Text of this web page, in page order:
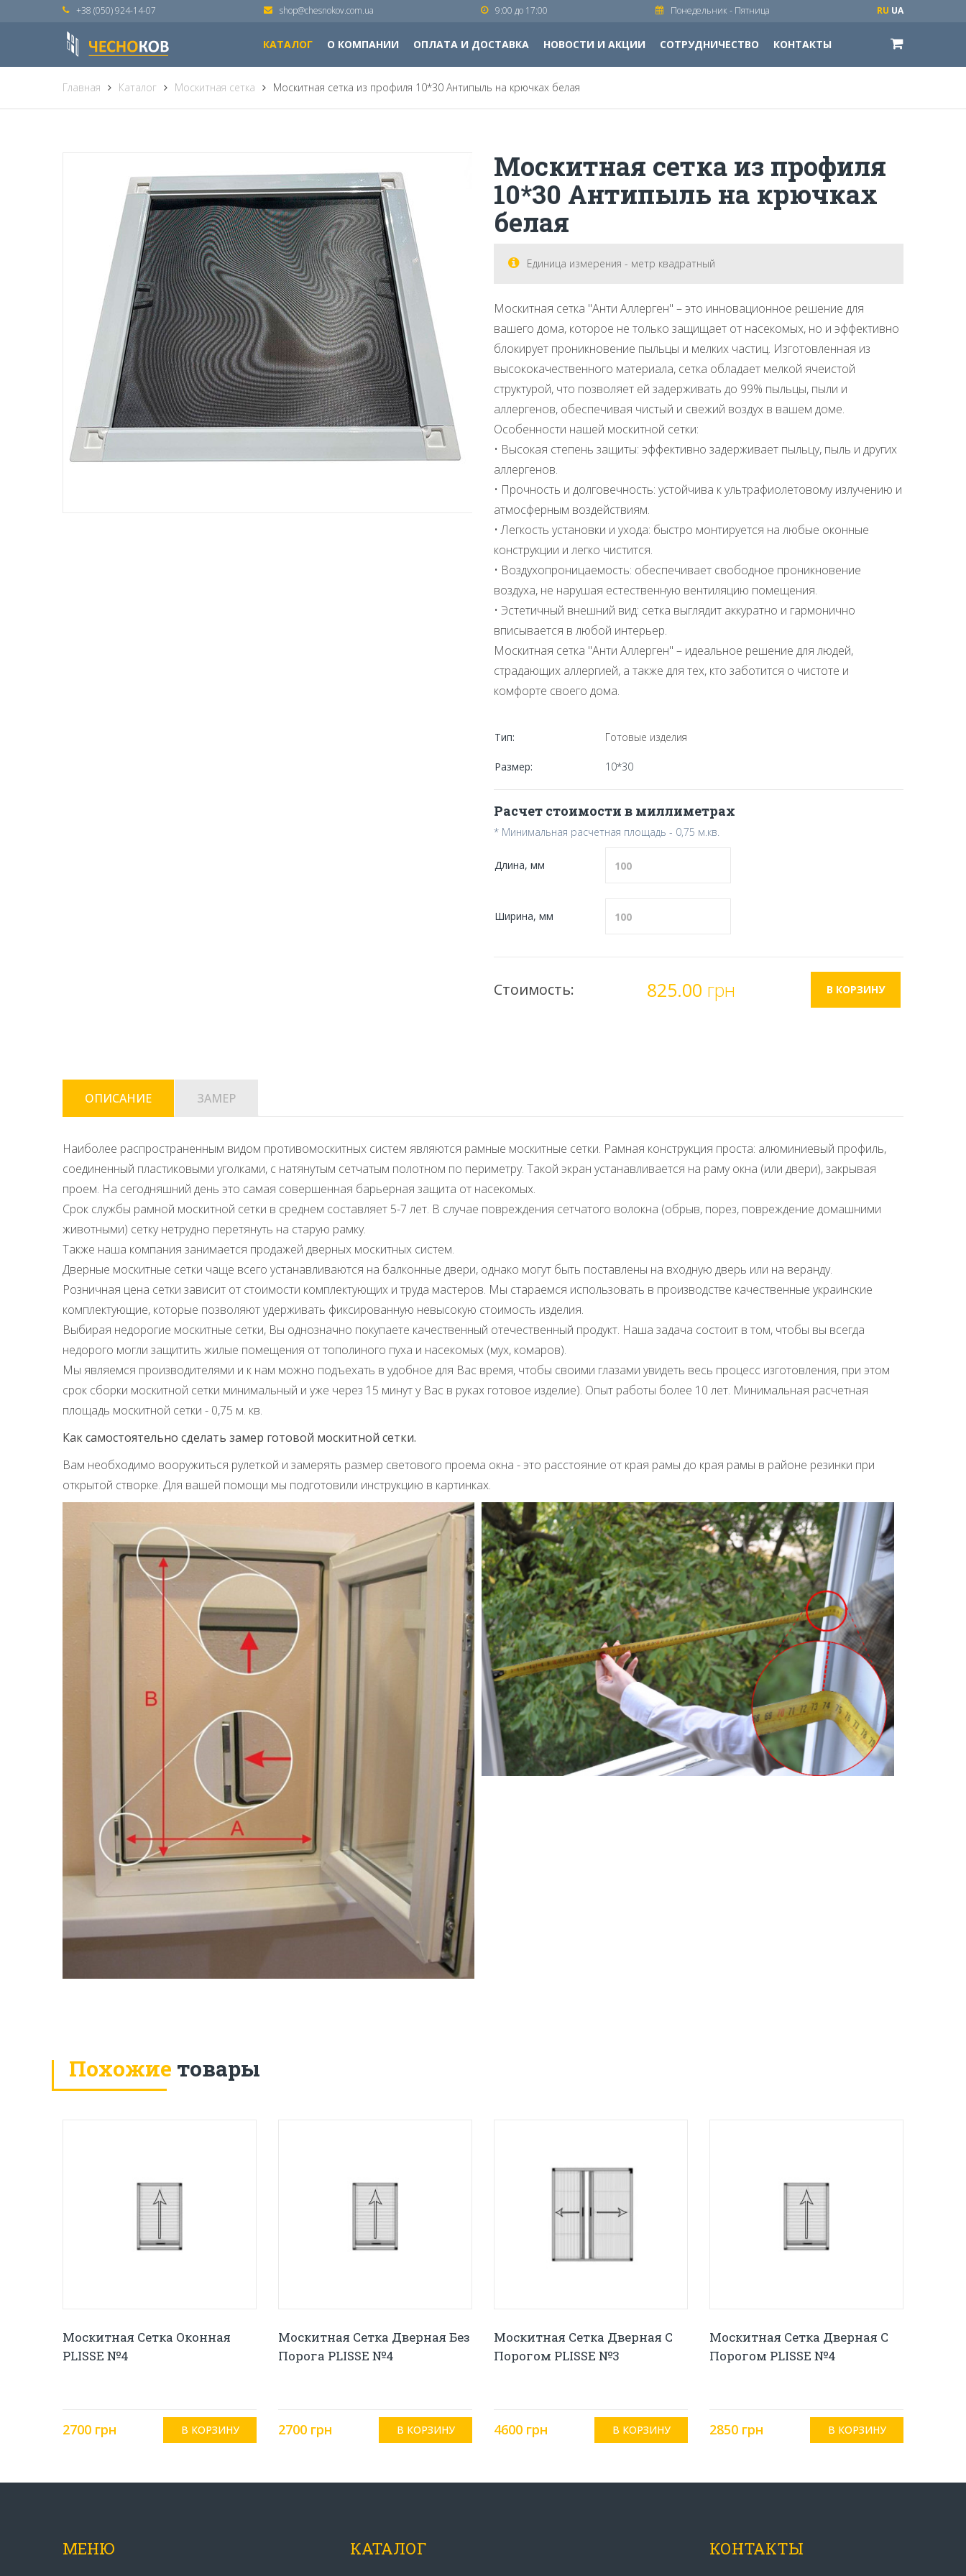
КАТАЛОГ О КОМПАНИИ ОПЛАТА И ДОСТАВКА НОВОСТИ И АКЦИИ СОТРУДНИЧЕСТВО КОНТАКТЫ
+38 (050) 924-14-07 shop@chesnokov.com.ua 9:00 до 17:00 Понедельник - Пятница RU UA
Главная Каталог Москитная сетка Москитная сетка из профиля 10*30 Антипыль на крючках белая
Москитная сетка из профиля
10*30 Антипыль на крючках
белая
Единица измерения - метр квадратный
Москитная сетка "Анти Аллерген" – это инновационное решение для
вашего дома, которое не только защищает от насекомых, но и эффективно
блокирует проникновение пыльцы и мелких частиц. Изготовленная из
высококачественного материала, сетка обладает мелкой ячеистой
структурой, что позволяет ей задерживать до 99% пыльцы, пыли и
аллергенов, обеспечивая чистый и свежий воздух в вашем доме.
Особенности нашей москитной сетки:
• Высокая степень защиты: эффективно задерживает пыльцу, пыль и других
аллергенов.
• Прочность и долговечность: устойчива к ультрафиолетовому излучению и
атмосферным воздействиям.
• Легкость установки и ухода: быстро монтируется на любые оконные
конструкции и легко чистится.
• Воздухопроницаемость: обеспечивает свободное проникновение
воздуха, не нарушая естественную вентиляцию помещения.
• Эстетичный внешний вид: сетка выглядит аккуратно и гармонично
вписывается в любой интерьер.
Москитная сетка "Анти Аллерген" – идеальное решение для людей,
страдающих аллергией, а также для тех, кто заботится о чистоте и
комфорте своего дома.
Тип: Готовые изделия
Размер: 10*30
Расчет стоимости в миллиметрах
* Минимальная расчетная площадь - 0,75 м.кв.
Длина, мм
Ширина, мм
Стоимость: 825.00 грн
ОПИСАНИЕ ЗАМЕР
Наиболее распространенным видом противомоскитных систем являются рамные москитные сетки. Рамная конструкция проста: алюминиевый профиль,
соединенный пластиковыми уголками, с натянутым сетчатым полотном по периметру. Такой экран устанавливается на раму окна (или двери), закрывая
проем. На сегодняшний день это самая совершенная барьерная защита от насекомых.
Срок службы рамной москитной сетки в среднем составляет 5-7 лет. В случае повреждения сетчатого волокна (обрыв, порез, повреждение домашними
животными) сетку нетрудно перетянуть на старую рамку.
Также наша компания занимается продажей дверных москитных систем.
Дверные москитные сетки чаще всего устанавливаются на балконные двери, однако могут быть поставлены на входную дверь или на веранду.
Розничная цена сетки зависит от стоимости комплектующих и труда мастеров. Мы стараемся использовать в производстве качественные украинские
комплектующие, которые позволяют удерживать фиксированную невысокую стоимость изделия.
Выбирая недорогие москитные сетки, Вы однозначно покупаете качественный отечественный продукт. Наша задача состоит в том, чтобы вы всегда
недорого могли защитить жилые помещения от тополиного пуха и насекомых (мух, комаров).
Мы являемся производителями и к нам можно подъехать в удобное для Вас время, чтобы своими глазами увидеть весь процесс изготовления, при этом
срок сборки москитной сетки минимальный и уже через 15 минут у Вас в руках готовое изделие). Опыт работы более 10 лет. Минимальная расчетная
площадь москитной сетки - 0,75 м. кв.
Как самостоятельно сделать замер готовой москитной сетки.
Вам необходимо вооружиться рулеткой и замерять размер светового проема окна - это расстояние от края рамы до края рамы в районе резинки при
открытой створке. Для вашей помощи мы подготовили инструкцию в картинках.
Похожие товары
Москитная Сетка Оконная
PLISSE №4
2700 грн
Москитная Сетка Дверная Без
Порога PLISSE №4
2700 грн
Москитная Сетка Дверная С
Порогом PLISSE №3
4600 грн
Москитная Сетка Дверная С
Порогом PLISSE №4
2850 грн
МЕНЮ КАТАЛОГ КОНТАКТЫ